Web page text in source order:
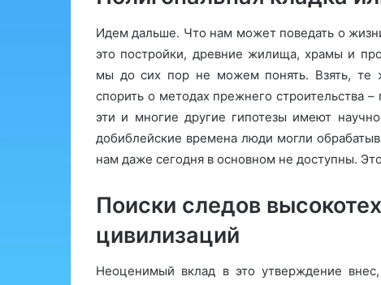
Идем дальше. Что нам может поведать о
это постройки, древние жилища, храмы и
мы до сих пор не можем понять. Взять,
спорить о методах прежнего строительства
эти и многие другие гипотезы имеют
добиблейские времена люди могли
нам даже сегодня в основном не доступны.
Поиски следов
цивилизаций
Неоценимый вклад в это утверждение